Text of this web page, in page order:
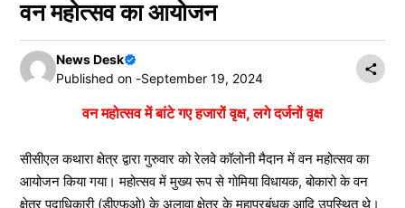
वन महोत्सव का आयोजन
News Desk
Published on -September 19, 2024
वन महोत्सव में बांटे गए हजारों वृक्ष, लगे दर्जनों वृक्ष
सीसीएल कथारा क्षेत्र द्वारा गुरुवार को रेलवे कॉलोनी मैदान में वन महोत्सव का
आयोजन किया गया। महोत्सव में मुख्य रूप से गोमिया विधायक, बोकारो के वन
क्षेत्र पदाधिकारी (डीएफओ) के अलावा क्षेत्र के महाप्रबंधक आदि उपस्थित थे।